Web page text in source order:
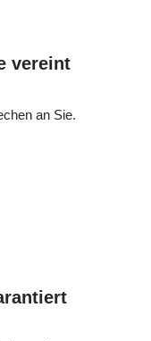
vereint
an Sie.